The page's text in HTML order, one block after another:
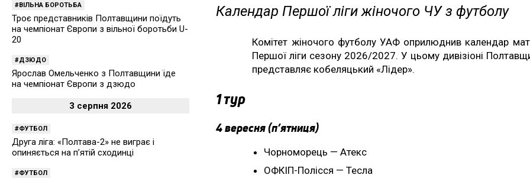
Календар Першої ліги жіночого ЧУ з футболу
Комітет жіночого футболу УАФ оприлюднив календар
Першої ліги сезону 2026/2027. У цьому дивізіоні
представляє кобеляцький «Лідер».
1 тур
4 вересня (п’ятниця)
Чорноморець — Атекс
ОФКІП-Полісся — Тесла
ВІЛЬНА БОРОТЬБА
Троє представників Полтавщини поїдуть
на чемпіонат Європи з вільної боротьби U-
20
ДЗЮДО
Ярослав Омельченко з Полтавщини їде
на чемпіонат Європи з дзюдо
3 серпня 2026
ФУТБОЛ
Друга ліга: «Полтава-2» не виграє і
опиняється на п’ятій сходинці
ФУТБОЛ